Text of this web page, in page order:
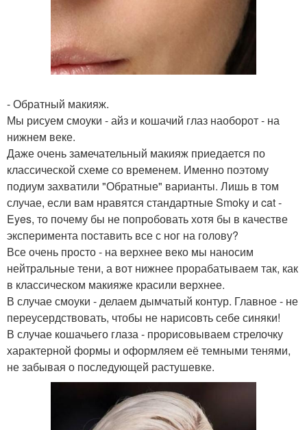
- Обратный макияж.
Мы рисуем смоуки - айз и кошачий глаз наоборот - на
нижнем веке.
Даже очень замечательный макияж приедается по
классической схеме со временем. Именно поэтому
подиум захватили "Обратные" варианты. Лишь в том
случае, если вам нравятся стандартные Smoky и cat -
Eyes, то почему бы не попробовать хотя бы в качестве
эксперимента поставить все с ног на голову?
Все очень просто - на верхнее веко мы наносим
нейтральные тени, а вот нижнее прорабатываем так, как
в классическом макияже красили верхнее.
В случае смоуки - делаем дымчатый контур. Главное - не
переусердствовать, чтобы не нарисовть себе синяки!
В случае кошачьего глаза - прорисовываем стрелочку
характерной формы и оформляем её темными тенями,
не забывая о последующей растушевке.